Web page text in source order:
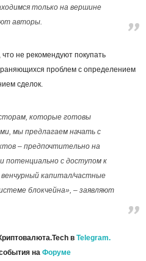
только на вершине
авторы.
не рекомендуют покупать
проблем с определением
сделок.
которые готовы
мы предлагаем начать с
– предпочтительно на
потенциально с доступом к
капитал/частные
блокчейна», – заявляют
в Telegram.
на Форуме